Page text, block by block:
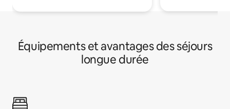
Équipements et avantages des séjours
longue durée